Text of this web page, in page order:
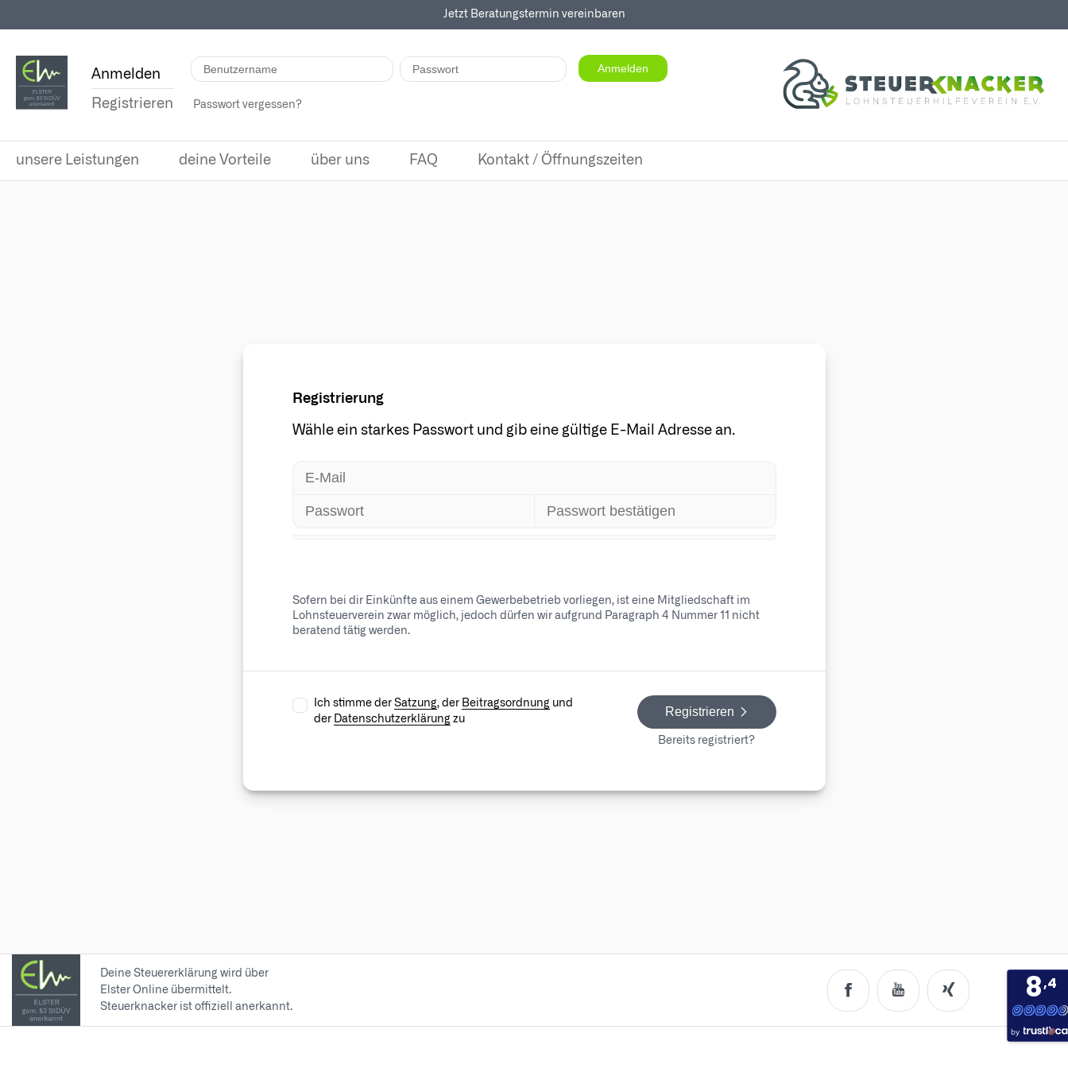
Jetzt Beratungstermin vereinbaren
Anmelden
Registrieren Passwort vergessen?
unsere Leistungen deine Vorteile über uns FAQ Kontakt / Öffnungszeiten
Registrierung
Wähle ein starkes Passwort und gib eine gültige E-Mail Adresse an.
Sofern bei dir Einkünfte aus einem Gewerbebetrieb vorliegen, ist eine Mitgliedschaft im
Lohnsteuerverein zwar möglich, jedoch dürfen wir aufgrund Paragraph 4 Nummer 11 nicht
beratend tätig werden.
Ich stimme der Satzung, der Beitragsordnung und
der Datenschutzerklärung zu
Registrieren
Bereits registriert?
Deine Steuererklärung wird über
Elster Online übermittelt.
Steuerknacker ist offiziell anerkannt.
8,4
by